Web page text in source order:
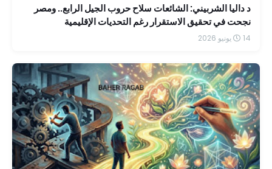
د داليا الشربيني: الشائعات سلاح حروب الجيل الرابع.. ومصر
نجحت في تحقيق الاستقرار رغم التحديات الإقليمية
14 يونيو 2026